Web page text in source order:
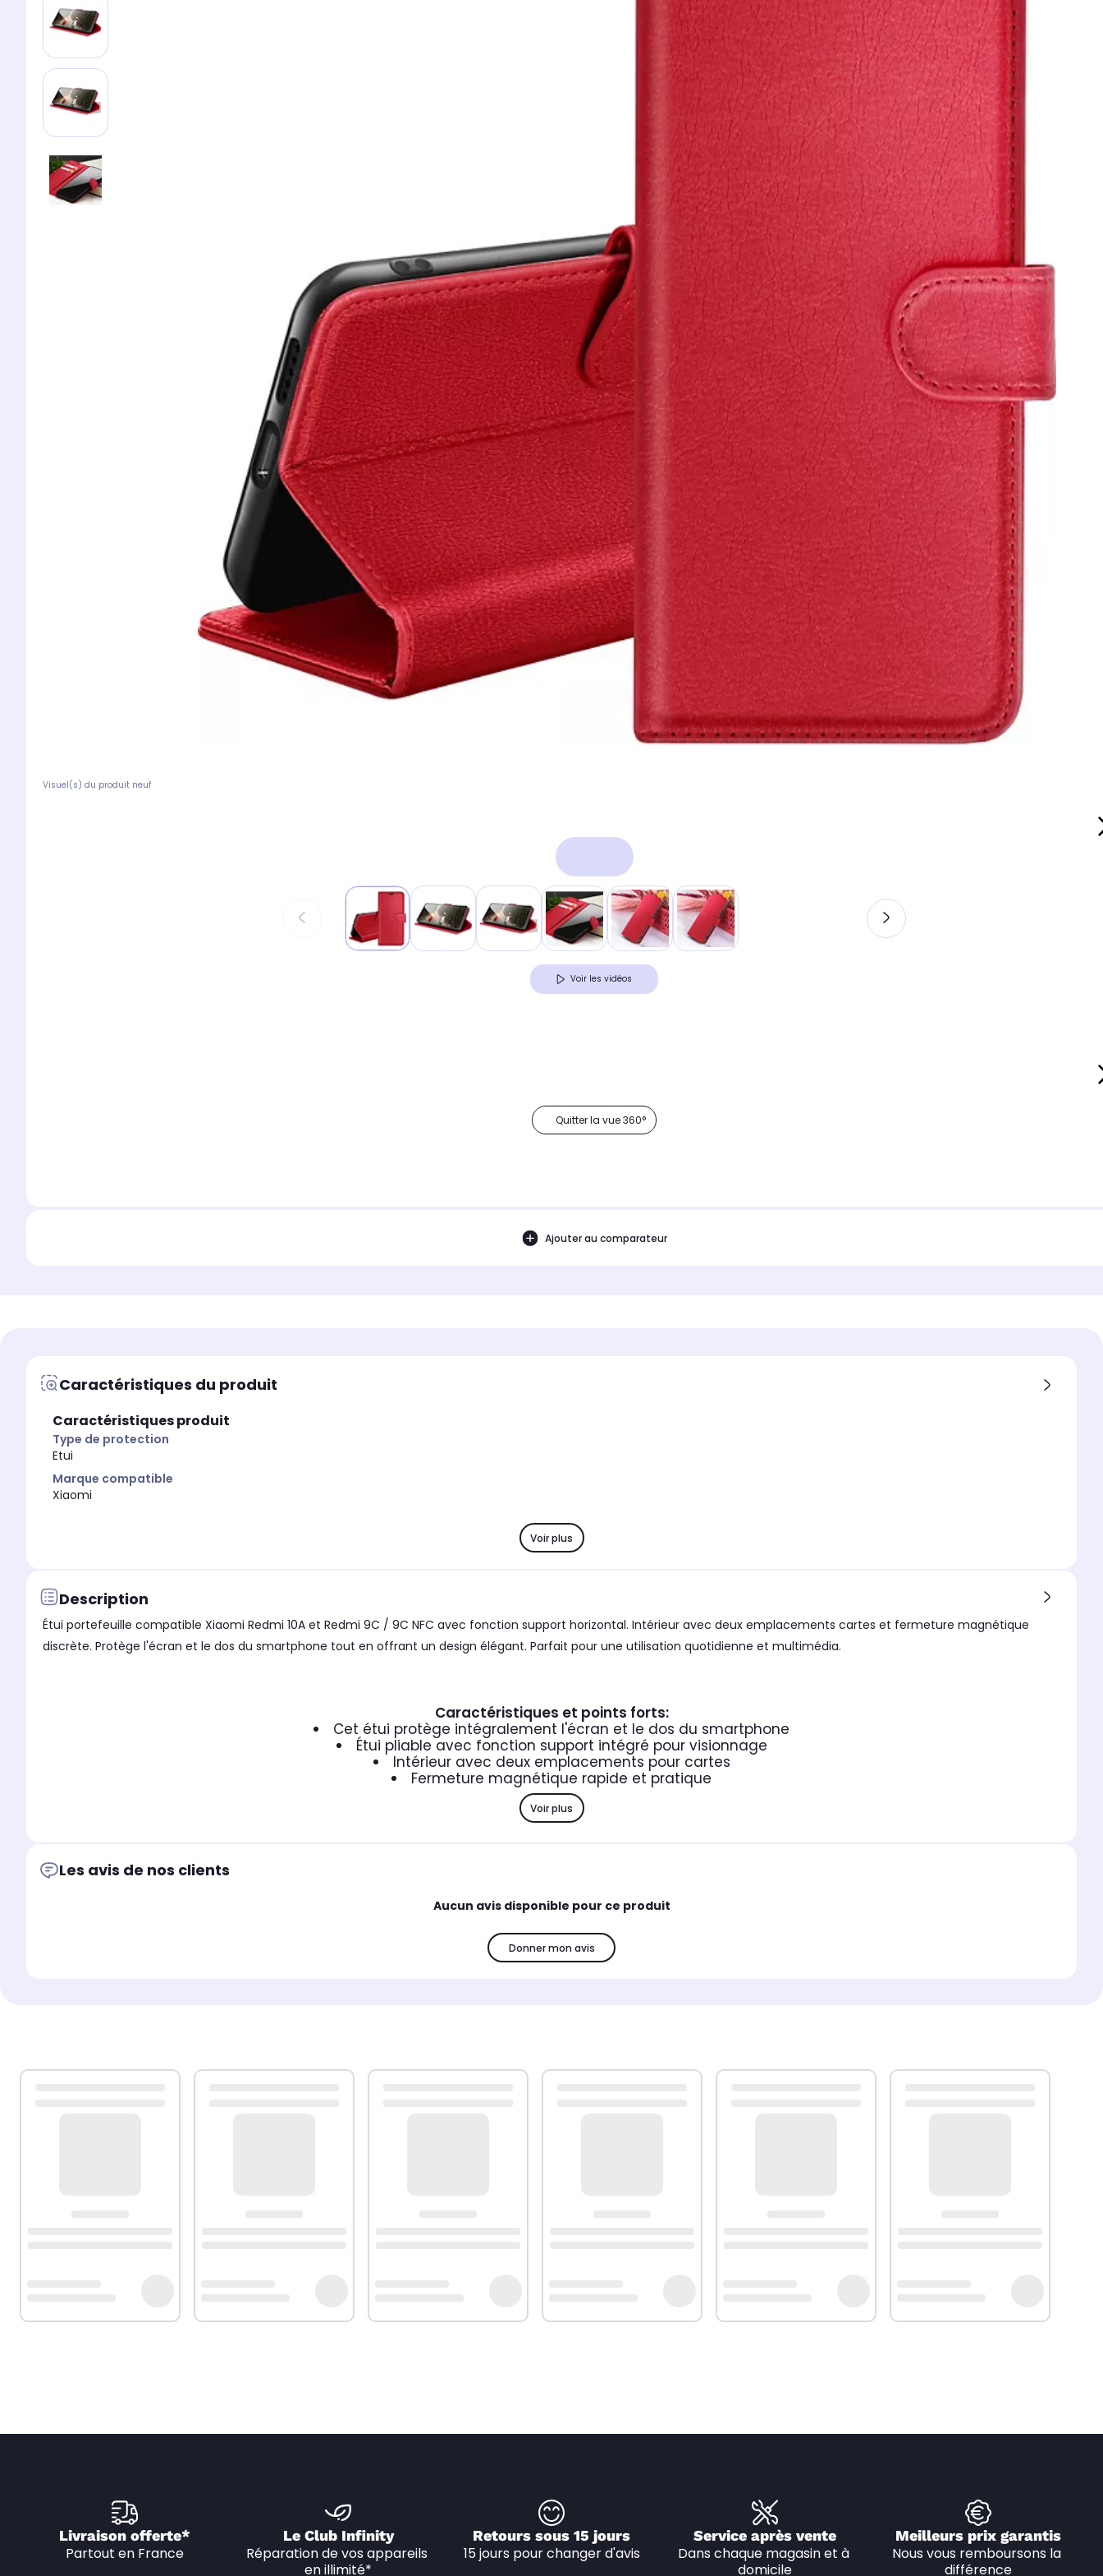
Visuel(s) du produit neuf
Voir les vidéos
Quitter la vue 360°
Ajouter au comparateur
Caractéristiques du produit
Caractéristiques produit
Type de protection
Etui
Marque compatible
Xiaomi
Voir plus
Description
Étui portefeuille compatible Xiaomi Redmi 10A et Redmi 9C / 9C NFC avec fonction support horizontal. Intérieur avec deux emplacements cartes et fermeture magnétique
discrète. Protège l'écran et le dos du smartphone tout en offrant un design élégant. Parfait pour une utilisation quotidienne et multimédia.
Caractéristiques et points forts:
Cet étui protège intégralement l'écran et le dos du smartphone
Étui pliable avec fonction support intégré pour visionnage
Intérieur avec deux emplacements pour cartes
Fermeture magnétique rapide et pratique
Voir plus
Les avis de nos clients
Aucun avis disponible pour ce produit
Donner mon avis
Livraison offerte*
Partout en France
Le Club Infinity
Réparation de vos appareils
en illimité*
Retours sous 15 jours
15 jours pour changer d'avis
Service après vente
Dans chaque magasin et à
domicile
Meilleurs prix garantis
Nous vous remboursons la
différence